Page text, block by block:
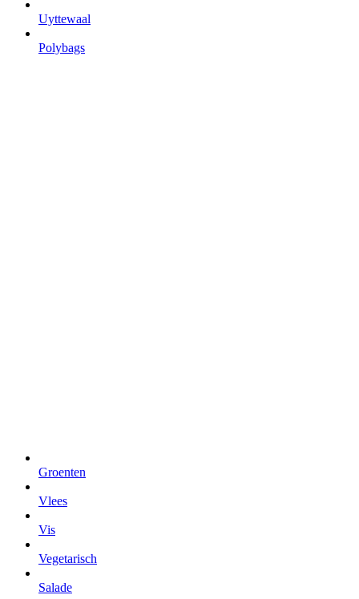
Uyttewaal
Polybags
Groenten
Vlees
Vis
Vegetarisch
Salade